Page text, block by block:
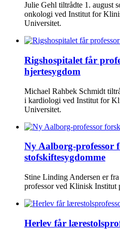
Julie Gehl tiltrådte 1. august
onkologi ved Institut for
Universitet.
Rigshospitalet får
hjertesygdom
Michael Rahbek Schmidt
i kardiologi ved Institut for
Universitet.
Ny Aalborg-professor
stofskiftesygdomme
Stine Linding Andersen er
professor ved Klinisk Institut
Herlev får